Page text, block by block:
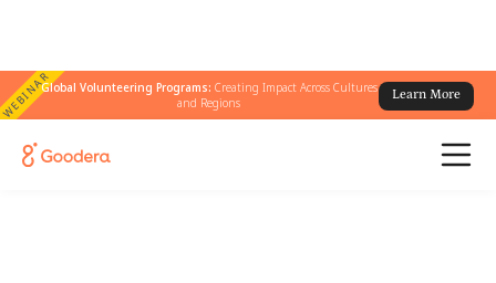
WEBINARGlobal Volunteering Programs: Creating Impact Across Cultures
and Regions
Learn More